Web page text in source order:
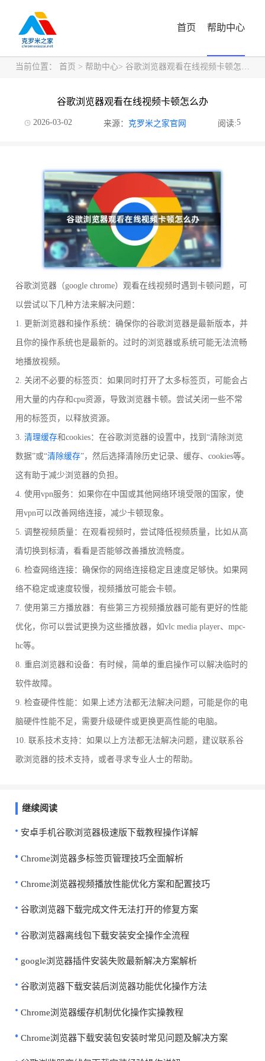
首页 帮助中心
当前位置： 首页 > 帮助中心> 谷歌浏览器观看在线视频卡顿怎么办
谷歌浏览器观看在线视频卡顿怎么办
2026-03-02 来源： 克罗米之家官网 阅读:5
谷歌浏览器（google chrome）观看在线视频时遇到卡顿问题，可
以尝试以下几种方法来解决问题：
1. 更新浏览器和操作系统：确保你的谷歌浏览器是最新版本，并
且你的操作系统也是最新的。过时的浏览器或系统可能无法流畅
地播放视频。
2. 关闭不必要的标签页：如果同时打开了太多标签页，可能会占
用大量的内存和cpu资源，导致浏览器卡顿。尝试关闭一些不常
用的标签页，以释放资源。
3. 清理缓存和cookies：在谷歌浏览器的设置中，找到“清除浏览
数据”或“清除缓存”，然后选择清除历史记录、缓存、cookies等。
这有助于减少浏览器的负担。
4. 使用vpn服务：如果你在中国或其他网络环境受限的国家，使
用vpn可以改善网络连接，减少卡顿现象。
5. 调整视频质量：在观看视频时，尝试降低视频质量，比如从高
清切换到标清，看看是否能够改善播放流畅度。
6. 检查网络连接：确保你的网络连接稳定且速度足够快。如果网
络不稳定或速度较慢，视频播放可能会卡顿。
7. 使用第三方播放器：有些第三方视频播放器可能有更好的性能
优化，你可以尝试更换为这些播放器，如vlc media player、mpc-
hc等。
8. 重启浏览器和设备：有时候，简单的重启操作可以解决临时的
软件故障。
9. 检查硬件性能：如果上述方法都无法解决问题，可能是你的电
脑硬件性能不足，需要升级硬件或更换更高性能的电脑。
10. 联系技术支持：如果以上方法都无法解决问题，建议联系谷
歌浏览器的技术支持，或者寻求专业人士的帮助。
继续阅读
安卓手机谷歌浏览器极速版下载教程操作详解
Chrome浏览器多标签页管理技巧全面解析
Chrome浏览器视频播放性能优化方案和配置技巧
谷歌浏览器下载完成文件无法打开的修复方案
谷歌浏览器离线包下载安装安全操作全流程
google浏览器插件安装失败最新解决方案解析
谷歌浏览器下载安装后浏览器功能优化操作方法
Chrome浏览器缓存机制优化操作实操教程
Chrome浏览器下载安装包安装时常见问题及解决方案